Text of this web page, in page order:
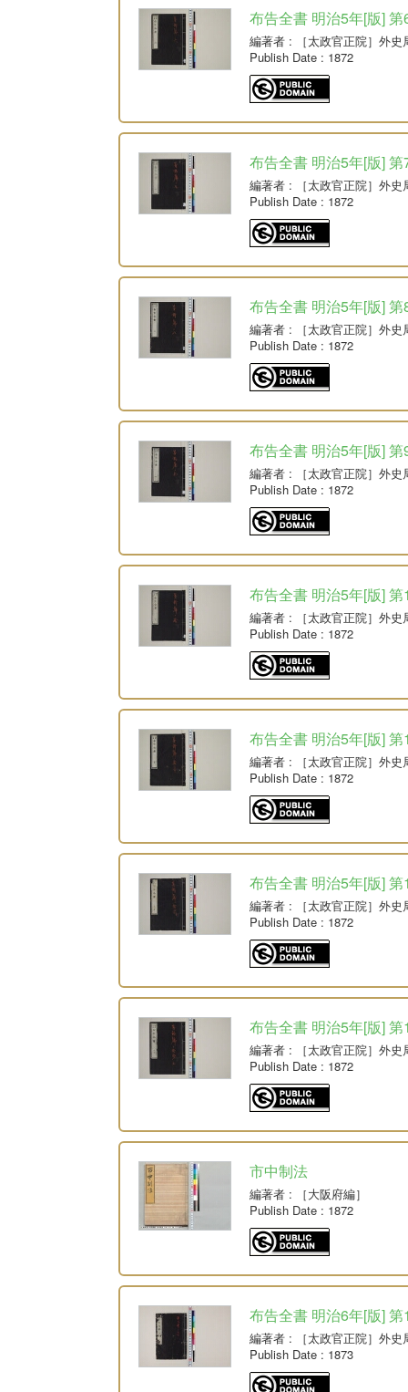
布告全書 明治5年[版] 第
編著者 : ［太政官正院］外史
Publish Date : 1872
布告全書 明治5年[版] 第
編著者 : ［太政官正院］外史
Publish Date : 1872
布告全書 明治5年[版] 第
編著者 : ［太政官正院］外史
Publish Date : 1872
布告全書 明治5年[版] 第
編著者 : ［太政官正院］外史
Publish Date : 1872
布告全書 明治5年[版] 第
編著者 : ［太政官正院］外史
Publish Date : 1872
布告全書 明治5年[版]
編著者 : ［太政官正院］外史
Publish Date : 1872
布告全書 明治5年[版]
編著者 : ［太政官正院］外史
Publish Date : 1872
布告全書 明治5年[版]
編著者 : ［太政官正院］外史
Publish Date : 1872
市中制法
編著者 : ［大阪府編］
Publish Date : 1872
布告全書 明治6年[版] 第
編著者 : ［太政官正院］外史
Publish Date : 1873